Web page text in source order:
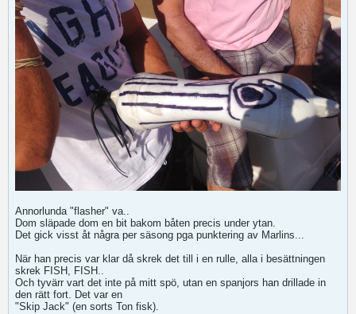
Annorlunda "flasher" va..
Dom släpade dom en bit bakom båten precis under ytan.
Det gick visst åt några per säsong pga punktering av Marlins...
När han precis var klar då skrek det till i en rulle, alla i besättningen
skrek FISH, FISH..
Och tyvärr vart det inte på mitt spö, utan en spanjors han drillade in
den rätt fort. Det var en
"Skip Jack" (en sorts Ton fisk).